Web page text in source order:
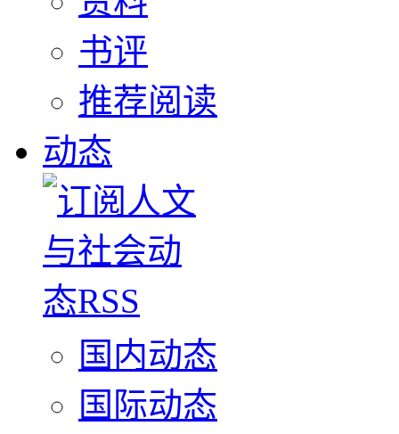
书评
推荐阅读
动态
国内动态
国际动态